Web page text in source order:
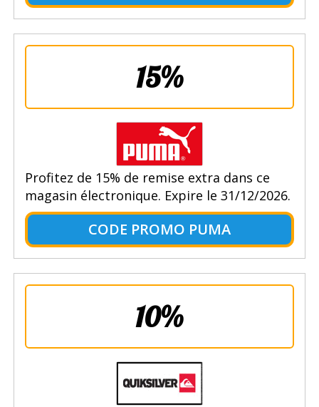
15%
Profitez de 15% de remise extra dans ce
magasin électronique. Expire le 31/12/2026.
CODE PROMO PUMA
10%